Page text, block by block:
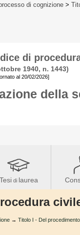
di cognizione >
di
1940, n. 1443)
al 20/02/2026]
della
Tesidi laurea
→ Titolo I - Del